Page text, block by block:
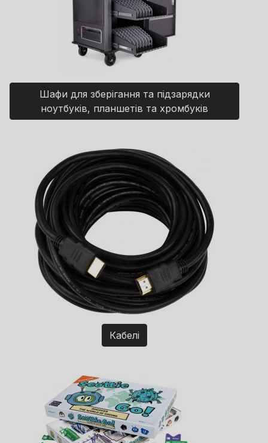
Шафи для зберігання та підзарядки
ноутбуків, планшетів та хромбуків
Кабелі